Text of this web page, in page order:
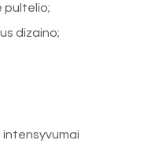
pultelio;
dizaino;
intensyvumai